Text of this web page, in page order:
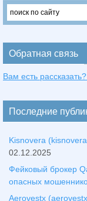
Обратная связь
Вам есть
Последние
Kisnovera
02.12.2025
Фейковый брокер
опасных
Aerovestx